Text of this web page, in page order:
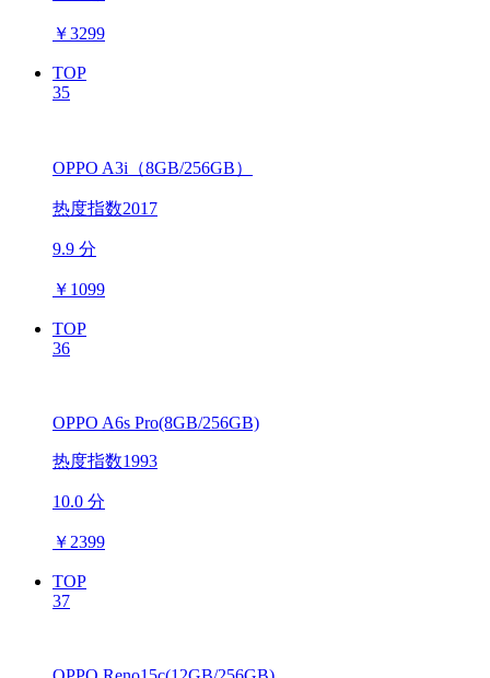
￥3299
TOP
35
OPPO A3i（8GB/256GB）
热度指数2017
9.9 分
￥ 1099
TOP
36
OPPO A6s Pro(8GB/256GB)
热度指数1993
10.0 分
￥ 2399
TOP
37